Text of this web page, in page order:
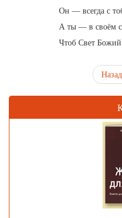
Он — всегда с
А ты — в своём
Чтоб Свет Божий
Назад